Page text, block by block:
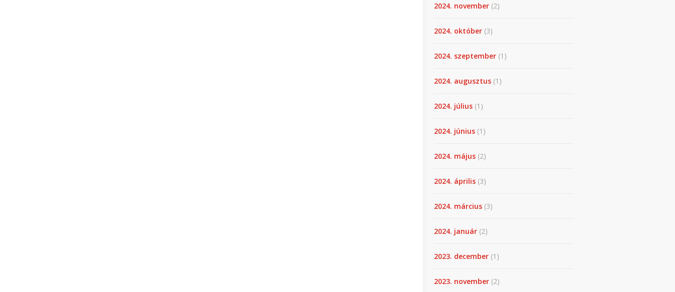
2024. november (2)
2024. október (3)
2024. szeptember (1)
2024. augusztus (1)
2024. július (1)
2024. június (1)
2024. május (2)
2024. április (3)
2024. március (3)
2024. január (2)
2023. december (1)
2023. november (2)